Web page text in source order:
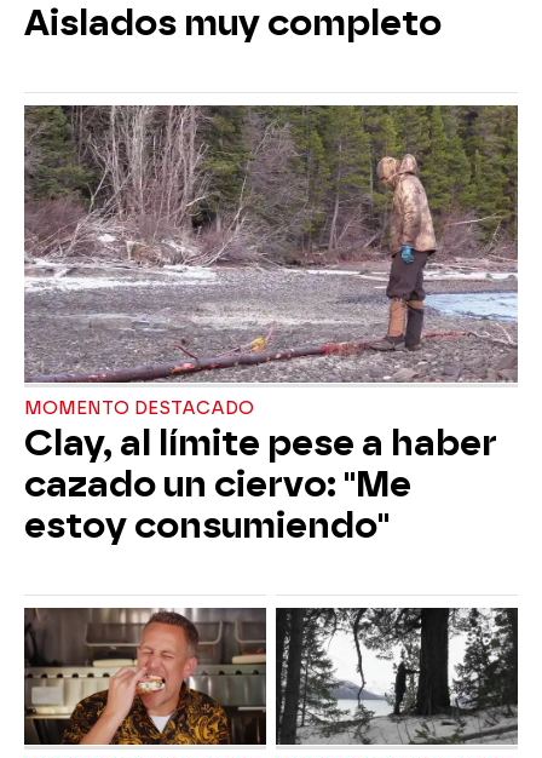
Aislados muy completo
MOMENTO DESTACADO
Clay, al límite pese a haber
cazado un ciervo: "Me
estoy consumiendo"